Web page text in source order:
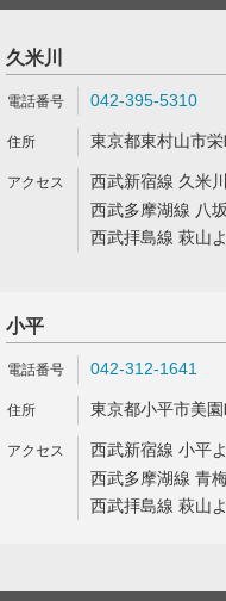
久米川
042-395-5310
東京都東村山市
西武新宿線 久米
西武多摩湖線 八
西武拝島線 萩山
小平
042-312-1641
東京都小平市美
西武新宿線 小平
西武多摩湖線 青
西武拝島線 萩山